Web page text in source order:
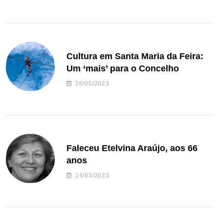
Cultura em Santa Maria da Feira:
Um ‘mais’ para o Concelho
26/05/2023
Faleceu Etelvina Araújo, aos 66
anos
24/03/2023